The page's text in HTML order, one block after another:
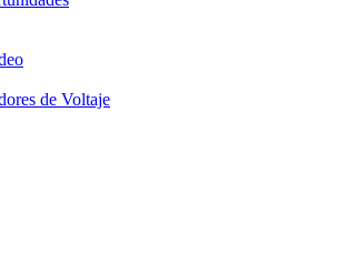
de Voltaje